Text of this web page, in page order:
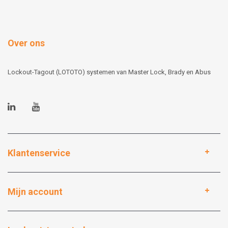
Over ons
Lockout-Tagout (LOTOTO) systemen van Master Lock, Brady en Abus
Klantenservice
Mijn account